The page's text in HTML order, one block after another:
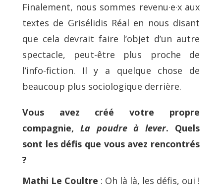
Finalement, nous sommes revenu·e·x aux
textes de Grisélidis Réal en nous disant
que cela devrait faire l’objet d’un autre
spectacle, peut-être plus proche de
l’info-fiction. Il y a quelque chose de
beaucoup plus sociologique derrière.
Vous avez créé votre propre
compagnie, La poudre à lever. Quels
sont les défis que vous avez rencontrés
?
Mathi Le Coultre : Oh là là, les défis, oui !